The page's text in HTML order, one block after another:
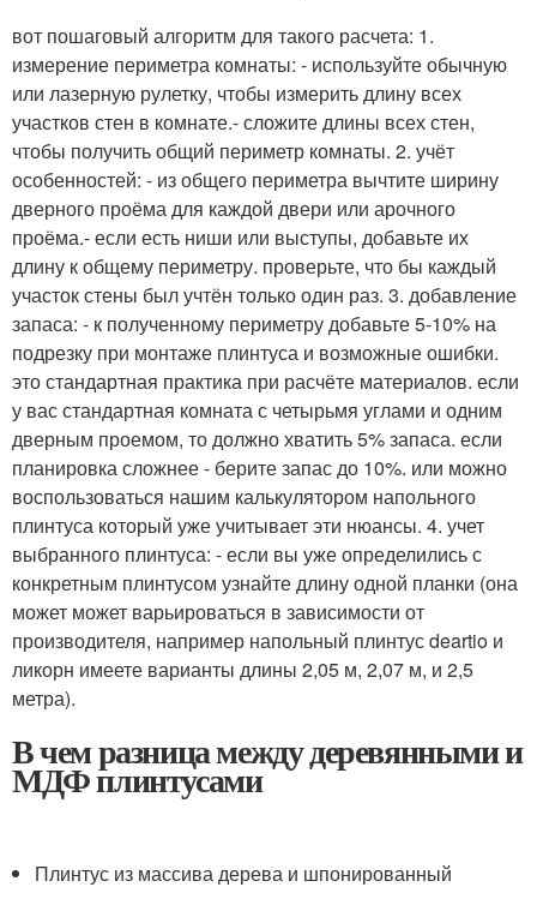
вот пошаговый алгоритм для такого расчета: 1.
измерение периметра комнаты: - используйте обычную
или лазерную рулетку, чтобы измерить длину всех
участков стен в комнате.- сложите длины всех стен,
чтобы получить общий периметр комнаты. 2. учёт
особенностей: - из общего периметра вычтите ширину
дверного проёма для каждой двери или арочного
проёма.- если есть ниши или выступы, добавьте их
длину к общему периметру. проверьте, что бы каждый
участок стены был учтён только один раз. 3. добавление
запаса: - к полученному периметру добавьте 5-10% на
подрезку при монтаже плинтуса и возможные ошибки.
это стандартная практика при расчёте материалов. если
у вас стандартная комната с четырьмя углами и одним
дверным проемом, то должно хватить 5% запаса. если
планировка сложнее - берите запас до 10%. или можно
воспользоваться нашим калькулятором напольного
плинтуса который уже учитывает эти нюансы. 4. учет
выбранного плинтуса: - если вы уже определились с
конкретным плинтусом узнайте длину одной планки (она
может может варьироваться в зависимости от
производителя, например напольный плинтус deartio и
ликорн имеете варианты длины 2,05 м, 2,07 м, и 2,5
метра).
В чем разница между деревянными и
МДФ плинтусами
Плинтус из массива дерева и шпонированный